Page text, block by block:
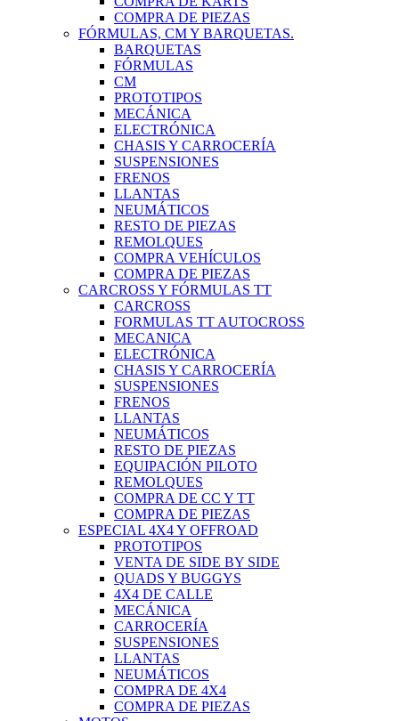
COMPRA DE PIEZAS
FÓRMULAS, CM Y BARQUETAS.
BARQUETAS
FÓRMULAS
CM
PROTOTIPOS
MECÁNICA
ELECTRÓNICA
CHASIS Y CARROCERÍA
SUSPENSIONES
FRENOS
LLANTAS
NEUMÁTICOS
RESTO DE PIEZAS
REMOLQUES
COMPRA VEHÍCULOS
COMPRA DE PIEZAS
CARCROSS Y FÓRMULAS TT
CARCROSS
FORMULAS TT AUTOCROSS
MECANICA
ELECTRÓNICA
CHASIS Y CARROCERÍA
SUSPENSIONES
FRENOS
LLANTAS
NEUMÁTICOS
RESTO DE PIEZAS
EQUIPACIÓN PILOTO
REMOLQUES
COMPRA DE CC Y TT
COMPRA DE PIEZAS
ESPECIAL 4X4 Y OFFROAD
PROTOTIPOS
VENTA DE SIDE BY SIDE
QUADS Y BUGGYS
4X4 DE CALLE
MECÁNICA
CARROCERÍA
SUSPENSIONES
LLANTAS
NEUMÁTICOS
COMPRA DE 4X4
COMPRA DE PIEZAS